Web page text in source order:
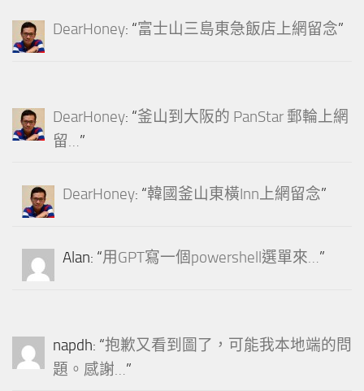
DearHoney: “富士山三島東急飯店上網留念”
DearHoney: “釜山到大阪的 PanStar 郵輪上網
留…”
DearHoney: “韓國釜山東橫Inn上網留念”
Alan: “用GPT寫一個powershell選單來…”
napdh: “抱歉又看到圖了，可能我本地端的問
題。感謝…”